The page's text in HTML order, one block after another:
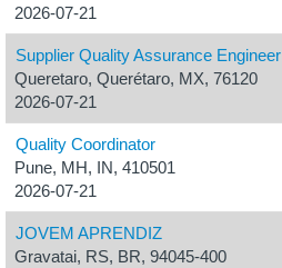
2026-07-21
Supplier Quality Assurance Engineer
Queretaro, Querétaro, MX, 76120
2026-07-21
Quality Coordinator
Pune, MH, IN, 410501
2026-07-21
JOVEM APRENDIZ
Gravatai, RS, BR, 94045-400